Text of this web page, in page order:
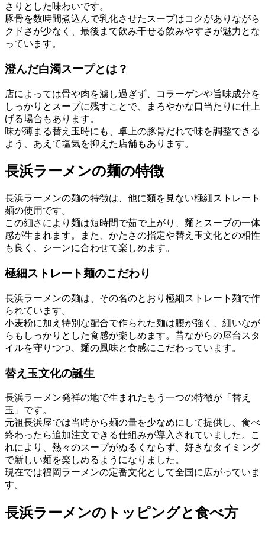
さりとした味わいです。
豚骨を数時間煮込んで乳化させたスープはコクがありながら
クドさが少なく、最後まで飲み干せる飲みやすさが魅力とな
っています。
澄んだ白濁スープとは？
店によっては骨や肉を濾し過ぎず、コラーゲンや旨味成分を
しっかりとスープに残すことで、まろやかな口当たりに仕上
げる場合もあります。
味が薄まる替え玉時にも、卓上の豚骨だれで味を調整できる
よう、あえて塩気を抑えた店舗もあります。
長浜ラーメンの麺の特徴
長浜ラーメンの麺の特徴は、他に類を見ない極細ストレート
麺の使用です。
この細さにより麺は短時間で茹で上がり、麺とスープの一体
感が生まれます。また、かたさの指定や替え玉文化との相性
も良く、シーンに合わせて楽しめます。
極細ストレート麺のこだわり
長浜ラーメンの麺は、その名のとおり極細ストレート麺で作
られています。
小麦粉に加え特別な配合で作られた麺は腰が強く、細いなが
らもしっかりとした食感が楽しめます。昔ながらの屋台スタ
イルを守りつつ、麺の風味と食感にこだわっています。
替え玉文化の誕生
長浜ラーメン発祥の地で生まれたもう一つの特徴が「替え
玉」です。
元祖長浜屋では当時から麺の量を少なめにして提供し、食べ
終わったら追加注文できる仕組みが導入されていました。こ
れにより、熱々のスープがぬるくならず、好きなタイミング
で新しい麺を楽しめるようになりました。
現在では福岡ラーメンの定番文化として全国に広がっていま
す。
長浜ラーメンのトッピングと食べ方